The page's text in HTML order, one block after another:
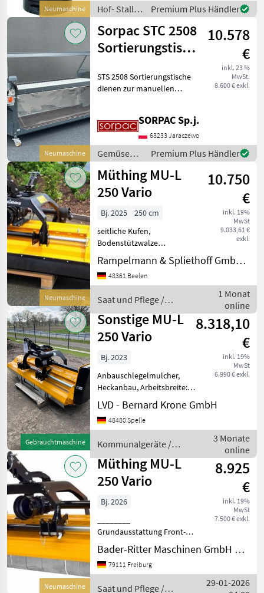
Neumaschine
Hof- Stall-
und
Weidetechnik
/ Sonstige
Premium Plus Händler
Neumaschine
Sorpac STC 2508
Sortierungstische
10.578
€
inkl. 23 %
MwSt.
8.600 € exkl.
STS 2508 Sortierungstische
dienen zur manuellen
verschiedenen Größen
produziert. Je nach Wunsch
können die Sorti
SORPAC Sp.j.
63233 Jaraczewo
Gemüsebau
/ Sorpac
Premium Plus Händler
Neumaschine
Müthing MU-L
250 Vario
10.750
€
inkl. 19%
MwSt
9.033,61 €
exkl.
Bj. 2025
250 cm
seitliche Kufen,
Bodenstützwalze
Grundausstattung • Aus
Feinkornstahl QSt/E für
Front- oder Heckanbau mit
Mechanische
Seitenverschiebung
Rampelmann & Spliethoff GmbH & Co.KG
48361 Beelen
Saat und Pflege /
Müthing
1 Monat
online
Gebrauchtmaschine
Sonstige MU-L
250 Vario
8.318,10
€
inkl. 19%
MwSt
6.990 € exkl.
Bj. 2023
Anbauschlegelmulcher,
Heckanbau, Arbeitsbreite:
250 cm, für Traktoren von
45-130 PS, mech.
Seitenverschiebung: 56 cm,
Schneidschiene,
Kurzhäcksell
LVD - Bernard Krone GmbH
48480 Spelle
Kommunalgeräte /
Sonstige
3 Monate
online
Neumaschine
Müthing MU-L
250 Vario
8.925
€
inkl. 19%
MwSt
7.500 € exkl.
Bj. 2026
Grundausstattung Front-
und Heckanbau mit
Dreipunktbock
(Doppelbock) Kat. 1 + 2 Aus
hydraulische
Bader-Ritter Maschinen GmbH & Co. KG
79111 Freiburg
Saat und Pflege /
29-01-2026